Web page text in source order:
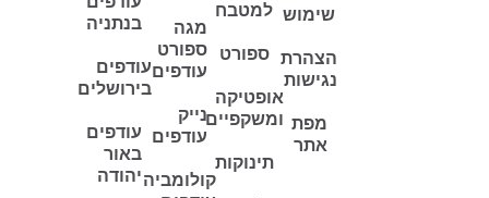
שימוש
הצהרת
נגישות
מפת
אתר
למטבח
ספורט
אופטיקה
ומשקפיים
תינוקות
מגה
ספורט
עודפים
נייק
עודפים
קולומביה
בנתניה
עודפים
בירושלים
עודפים
באור
יהודה